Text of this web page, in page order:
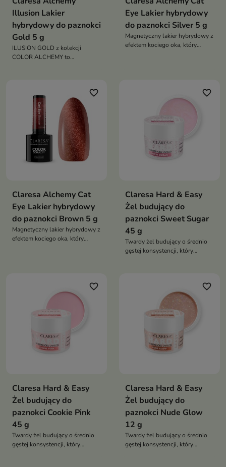
Illusion Lakier
hybrydowy do paznokci
Gold 5 g
ILUSION GOLD z kolekcji
COLOR ALCHEMY to
świetlistymi przejściami złota i
miedzi oraz luksusowym
efektem płynnego metalu
Eye Lakier hybrydowy
do paznokci Silver 5 g
Magnetyczny lakier hybrydowy z
efektem kociego oka, który
favorite_border
Claresa Alchemy Cat
Eye Lakier hybrydowy
do paznokci Brown 5 g
Magnetyczny lakier hybrydowy z
efektem kociego oka, który
favorite_border
Claresa Hard & Easy
Żel budujący do
paznokci Sweet Sugar
45 g
Twardy żel budujący o średnio
gęstej konsystencji, który
aplikację bez zalewania skórek
favorite_border
Claresa Hard & Easy
Żel budujący do
paznokci Cookie Pink
45 g
Twardy żel budujący o średnio
gęstej konsystencji, który
favorite_border
Claresa Hard & Easy
Żel budujący do
paznokci Nude Glow
12 g
Twardy żel budujący o średnio
gęstej konsystencji, który